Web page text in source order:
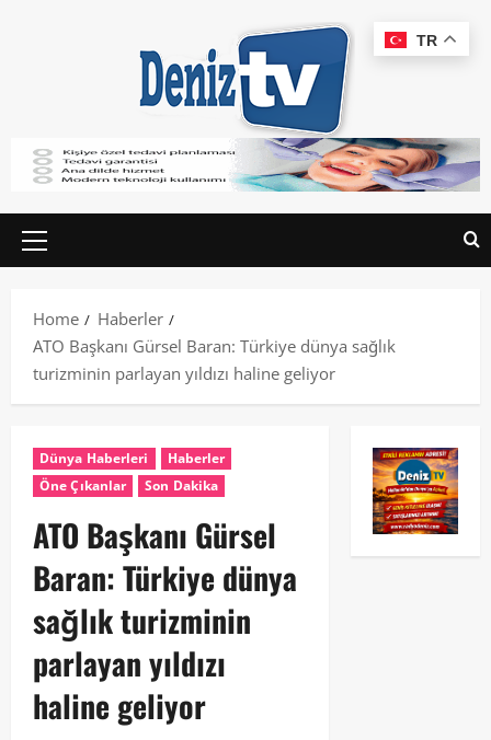
Home
Haberler
ATO Başkanı Gürsel Baran: Türkiye dünya sağlık
turizminin parlayan yıldızı haline geliyor
Dünya Haberleri
Haberler
Öne Çıkanlar
Son Dakika
ATO Başkanı Gürsel
Baran: Türkiye dünya
sağlık turizminin
parlayan yıldızı
haline geliyor
TR